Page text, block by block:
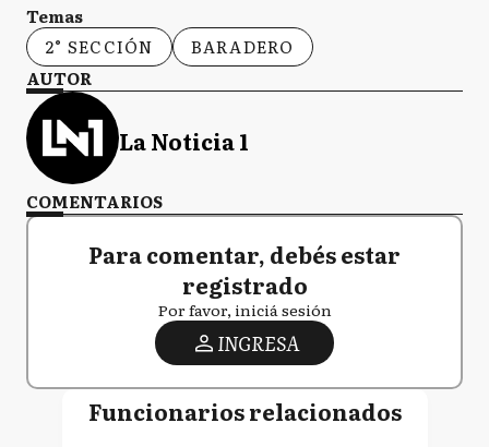
Temas
2° SECCIÓN
BARADERO
AUTOR
La Noticia 1
COMENTARIOS
Para comentar, debés estar
registrado
Por favor, iniciá sesión
INGRESA
Funcionarios relacionados